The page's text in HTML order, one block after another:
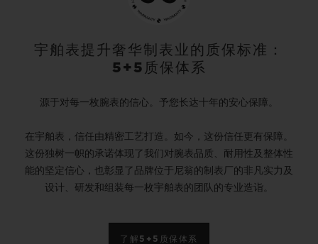
宇舶表提升奢华制表业的质保标准：
5+5质保体系
源于对每一枚腕表的信心。予您长达十年的安心保障。
在宇舶表，信任由精密工艺打造。如今，这份信任更有保障。
这份独树一帜的承诺体现了我们对腕表品质、耐用性及整体性
能的坚定信心，也彰显了品牌位于尼翁的制表厂的非凡实力及
设计、研发和组装每一枚宇舶表的团队的专业造诣。
了解5+5质保体系